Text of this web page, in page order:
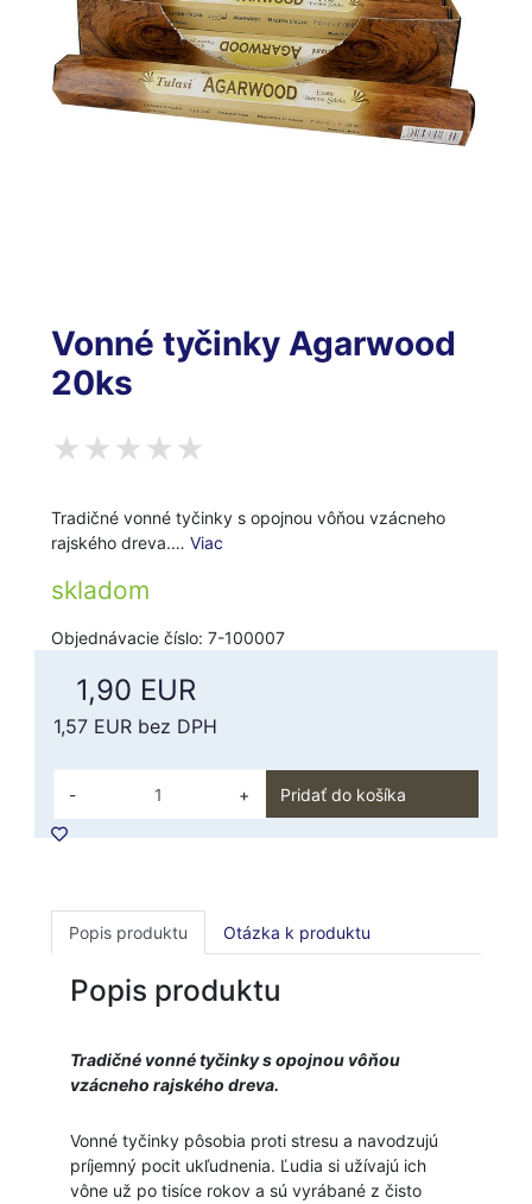
Vonné tyčinky Agarwood
20ks
Tradičné vonné tyčinky s opojnou vôňou vzácneho
rajského dreva.… Viac
skladom
Objednávacie číslo: 7-100007
1,90 EUR
1,57 EUR bez DPH
- + Pridať do košíka
Popis produktu Otázka k produktu
Popis produktu
Tradičné vonné tyčinky s opojnou vôňou
vzácneho rajského dreva.
Vonné tyčinky pôsobia proti stresu a navodzujú
príjemný pocit ukľudnenia. Ľudia si užívajú ich
vône už po tisíce rokov a sú vyrábané z čisto